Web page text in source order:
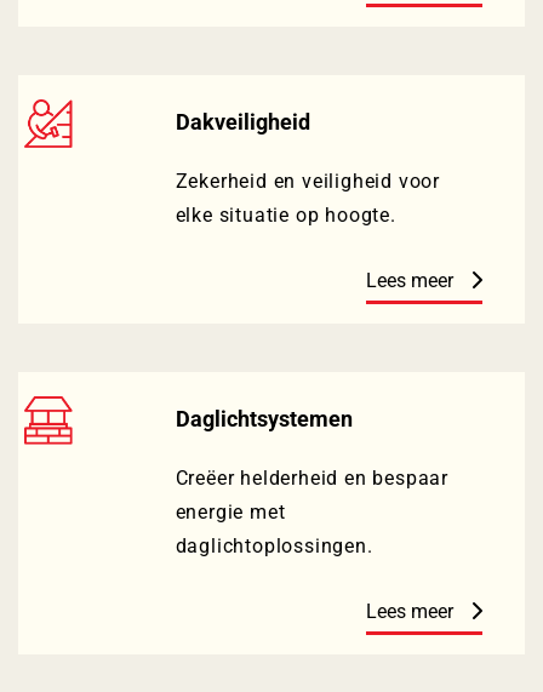
Dakveiligheid
Zekerheid en veiligheid voor
elke situatie op hoogte.
Lees meer
Daglichtsystemen
Creëer helderheid en bespaar
energie met
daglichtoplossingen.
Lees meer